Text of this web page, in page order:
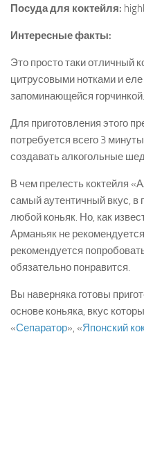
Посуда для коктейля:
Интересные факты:
Это просто таки отличный
цитрусовыми нотками и
запоминающейся горчинкой.
Для приготовления этого
потребуется всего 3
создавать алкогольные
В чем прелесть коктейля
самый аутентичный вкус, в
любой коньяк. Но, как
Арманьяк не
рекомендуется
обязательно понравится.
Вы наверняка готовы
основе коньяка, вкус
«Сепаратор», «Японский